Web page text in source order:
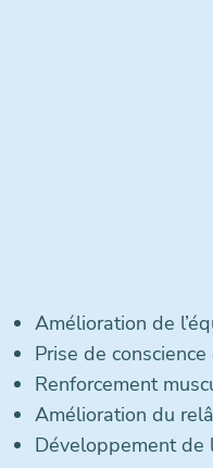
Amélioration de
Prise de
Renforcement
Amélioration du
Développement de